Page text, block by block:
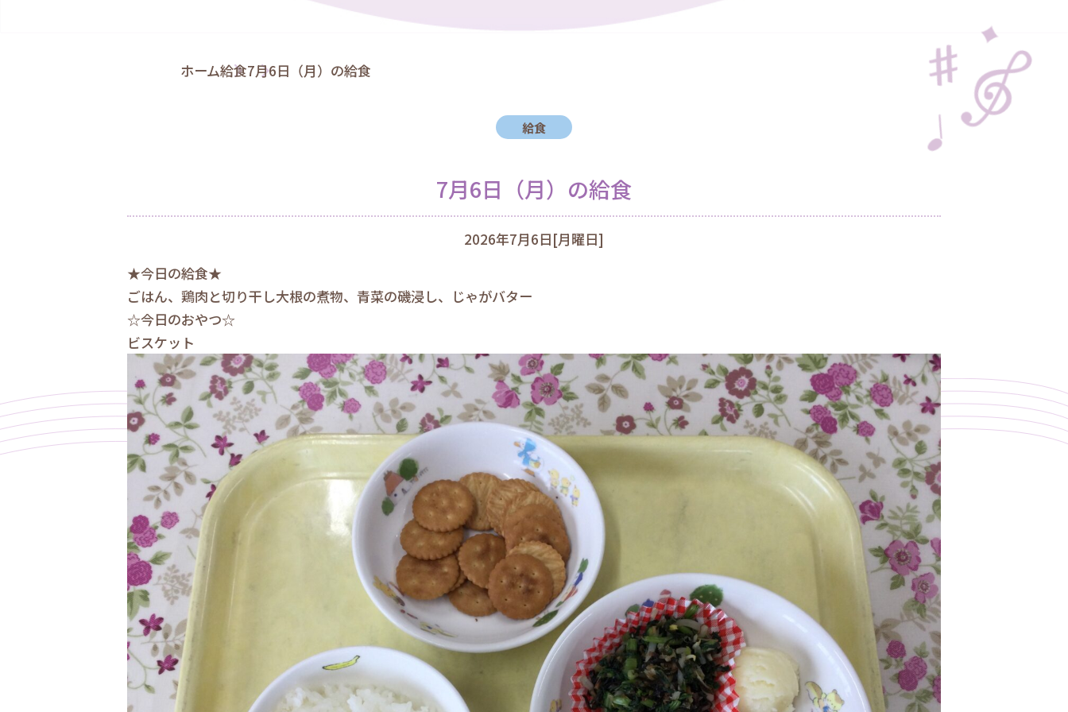
ホーム給食7月6日（月）の給食
給食
7月6日（月）の給食
2026年7月6日[月曜日]
★今日の給食★
ごはん、鶏肉と切り干し大根の煮物、青菜の磯浸し、じゃがバター
☆今日のおやつ☆
ビスケット